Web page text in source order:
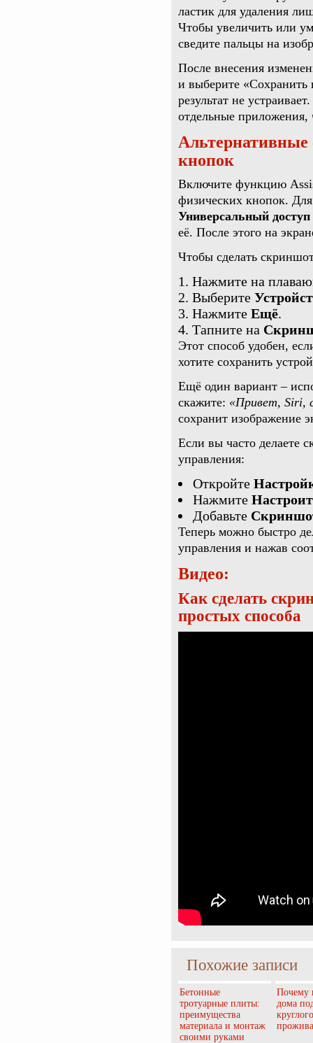
ластик для удаления
Чтобы увеличить или
сведите пальцы на
После внесения
и выберите
результат не
отдельные приложения,
Альтернативные
кнопок
Включите функцию
физических кнопок.
Универсальный
её. После этого на
Чтобы сделать
Нажмите на
Выберите
Нажмите Ещё.
Тапните на
Этот способ удобен,
хотите сохранить
Ещё один вариант –
скажите: «Привет, Siri,
сохранит изображение
Если вы часто делаете
управления:
Откройте
Нажмите
Добавьте
Теперь можно быстро
управления и нажав
Видео:
Как сделать
простых способа
Похожие записи
Бетонные
тротуарные плиты:
преимущества
материала и монтаж
своими руками
Почему
дома